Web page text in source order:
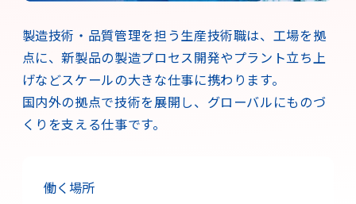
製造技術・品質管理を担う生産技術職は、工場を拠
点に、新製品の製造プロセス開発やプラント立ち上
げなどスケールの大きな仕事に携わります。
国内外の拠点で技術を展開し、グローバルにものづ
くりを支える仕事です。
働く場所